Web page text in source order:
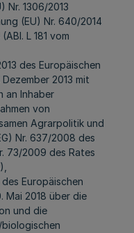
Nr. 1306/2013
(EU) Nr. 640/2014
L 181 vom
des Europäischen
2013 mit
an Inhaber
von
Agrarpolitik und
Nr. 637/2008 des
73/2009 des Rates
Europäischen
Mai 2018 über die
und die